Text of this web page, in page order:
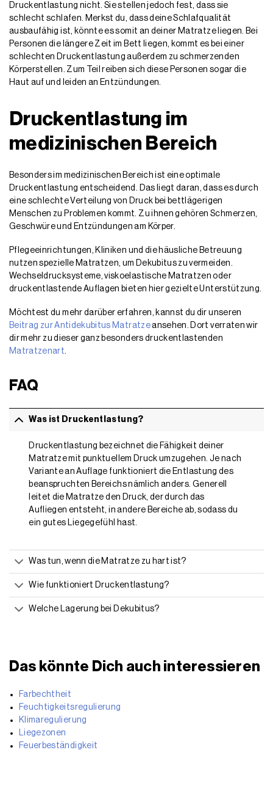
Druckentlastung nicht. Sie stellen jedoch fest, dass sie
schlecht schlafen. Merkst du, dass deine Schlafqualität
ausbaufähig ist, könnte es somit an deiner Matratze liegen. Bei
Personen die längere Zeit im Bett liegen, kommt es bei einer
schlechten Druckentlastung außerdem zu schmerzenden
Körperstellen. Zum Teil reiben sich diese Personen sogar die
Haut auf und leiden an Entzündungen.
Druckentlastung im
medizinischen Bereich
Besonders im medizinischen Bereich ist eine optimale
Druckentlastung entscheidend. Das liegt daran, dass es durch
eine schlechte Verteilung von Druck bei bettlägerigen
Menschen zu Problemen kommt. Zu ihnen gehören Schmerzen,
Geschwüre und Entzündungen am Körper.
Pflegeeinrichtungen, Kliniken und die häusliche Betreuung
nutzen spezielle Matratzen, um Dekubitus zu vermeiden.
Wechseldrucksysteme, viskoelastische Matratzen oder
druckentlastende Auflagen bieten hier gezielte Unterstützung.
Möchtest du mehr darüber erfahren, kannst du dir unseren
Beitrag zur Antidekubitus Matratzeansehen. Dort verraten wir
dir mehr zu dieser ganz besonders druckentlastenden
Matratzenart.
FAQ
Was ist Druckentlastung?
Druckentlastung bezeichnet die Fähigkeit deiner
Matratze mit punktuellem Druck umzugehen. Je nach
Variante an Auflage funktioniert die Entlastung des
beanspruchten Bereichs nämlich anders. Generell
leitet die Matratze den Druck, der durch das
Aufliegen entsteht, in andere Bereiche ab, sodass du
ein gutes Liegegefühl hast.
Was tun, wenn die Matratze zu hart ist?
Wie funktioniert Druckentlastung?
Welche Lagerung bei Dekubitus?
Das könnte Dich auch interessieren
Farbechtheit
Feuchtigkeitsregulierung
Klimaregulierung
Liegezonen
Feuerbeständigkeit